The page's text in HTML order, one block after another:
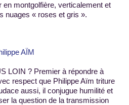
en montgolfière, verticalement et
nuages « roses et gris ».
AÏM
LOIN ? Premier à répondre à
respect que Philippe Aïm triture
aussi, il conjugue humilité et
la question de la transmission